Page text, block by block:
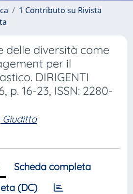
1 Contributo su Rivista
delle diversità come
per il
DIRIGENTI
p. 16-23, ISSN: 2280-
Giuditta
Scheda completa
(DC)